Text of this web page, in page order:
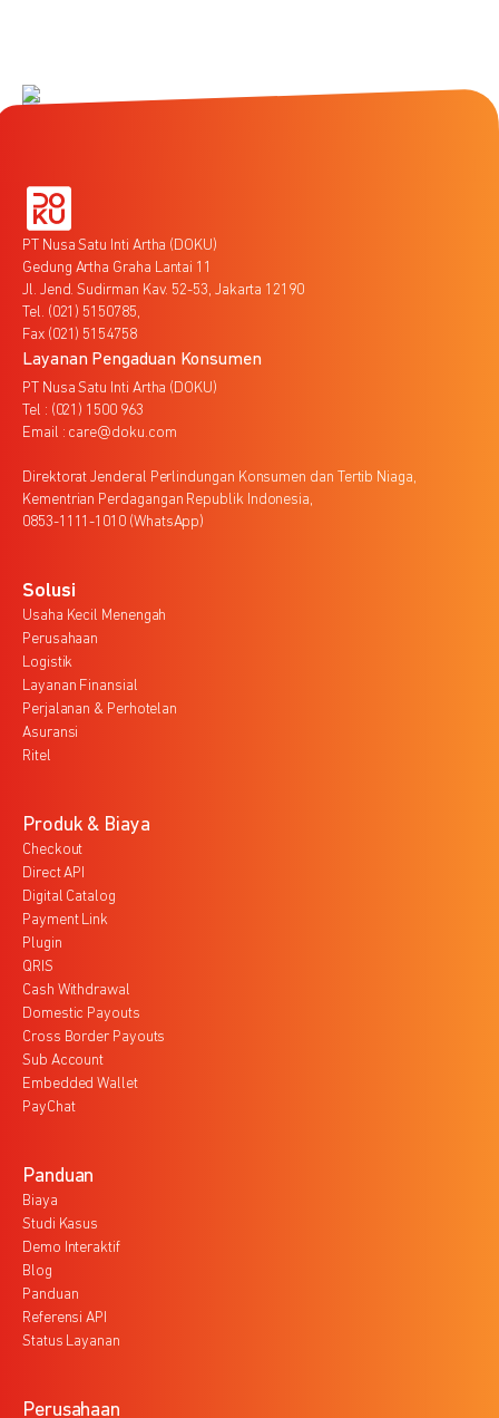
PT Nusa Satu Inti Artha (DOKU)
Gedung Artha Graha Lantai 11
Jl. Jend. Sudirman Kav. 52-53, Jakarta 12190
Tel. (021) 5150785,
Fax (021) 5154758
Layanan Pengaduan Konsumen
PT Nusa Satu Inti Artha (DOKU)
Tel : (021) 1500 963
Email : care@doku.com
Direktorat Jenderal Perlindungan Konsumen dan Tertib Niaga,
Kementrian Perdagangan Republik Indonesia,
0853-1111-1010 (WhatsApp)
Solusi
Usaha Kecil Menengah
Perusahaan
Logistik
Layanan Finansial
Perjalanan & Perhotelan
Asuransi
Ritel
Produk & Biaya
Checkout
Direct API
Digital Catalog
Payment Link
Plugin
QRIS
Cash Withdrawal
Domestic Payouts
Cross Border Payouts
Sub Account
Embedded Wallet
PayChat
Panduan
Biaya
Studi Kasus
Demo Interaktif
Blog
Panduan
Referensi API
Status Layanan
Perusahaan